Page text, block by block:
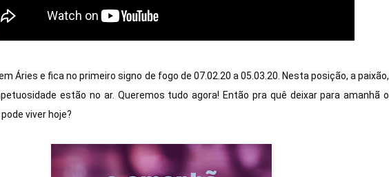
Áries e fica no primeiro signo de fogo de 07.02.20 a 05.03.20. Nesta posição, a paixão,
estão no ar. Queremos tudo agora! Então pra quê deixar para amanhã o
viver hoje?